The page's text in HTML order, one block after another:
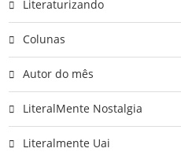
Literaturizando
Colunas
Autor do mês
LiteralMente Nostalgia
Literalmente Uai